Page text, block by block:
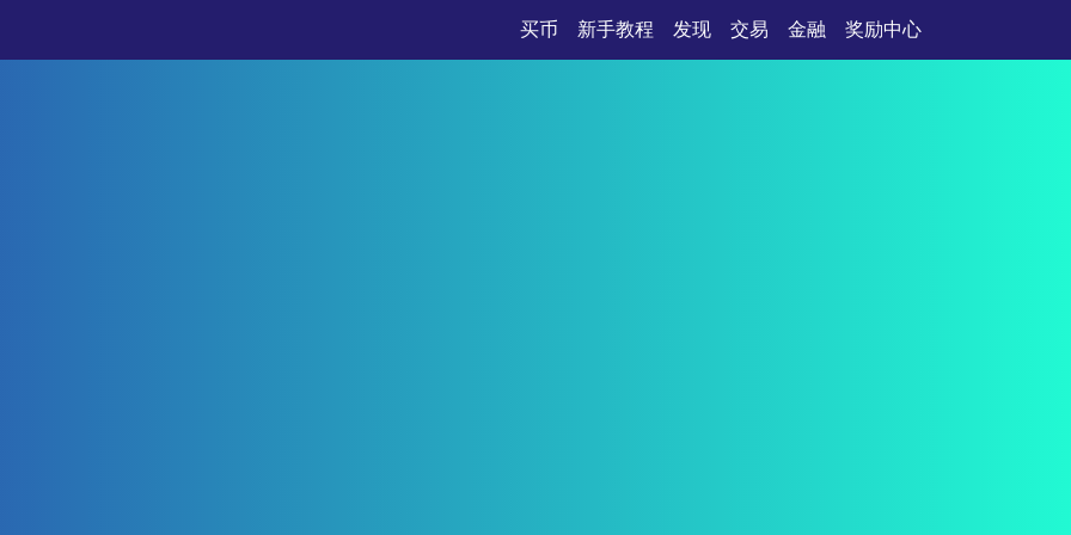
买币 新手教程 发现 交易 金融 奖励中心